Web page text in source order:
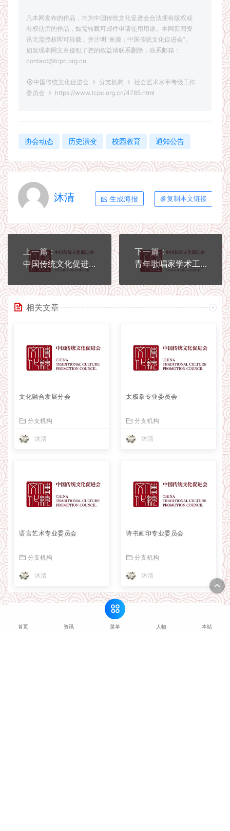
凡本网发布的作品，均为中国传统文化促进会合法拥有版权或
有权使用的作品，如需转载可邮件申请使用用途。本网新闻资
讯无需授权即可转载，并注明“来源：中国传统文化促进会”。
如发现本网文章侵犯了您的权益请联系删除，联系邮箱：
contact@tcpc.org.cn
中国传统文化促进会 分支机构
社会艺术水平考级工作
委员会
https://www.tcpc.org.cn/4785.html
协会动态 历史演变 校园教育 通知公告
沐清 生成海报 复制本文链接
上一篇：
中国传统文化促进会道家文化工作委员会
下一篇：
青年歌唱家学术工作委员会
相关文章
文化融合发展分会
分支机构
沐清
太极拳专业委员会
分支机构
沐清
语言艺术专业委员会
分支机构
沐清
诗书画印专业委员会
分支机构
沐清
猜你喜欢
首页 资讯 菜单 人物 本站